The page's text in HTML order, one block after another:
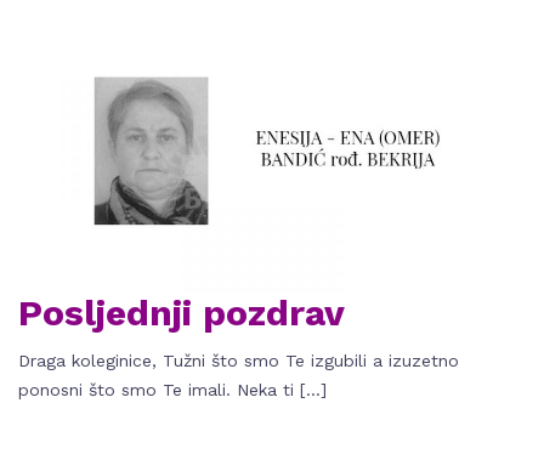
Posljednji pozdrav
Draga koleginice, Tužni što smo Te izgubili a izuzetno
ponosni što smo Te imali. Neka ti […]